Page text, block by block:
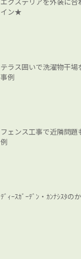
エクステリアを外装に合
イン★
テラス囲いで洗濯物干場
事例
フェンス工事で近隣問題
例
ﾃﾞｨｰｽｶﾞｰﾃﾞﾝ・ｶﾝﾅｼｽﾀの